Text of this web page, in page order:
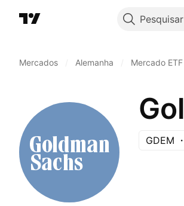
Pesquisar
Mercados Alemanha Mercado ETF
GDEM